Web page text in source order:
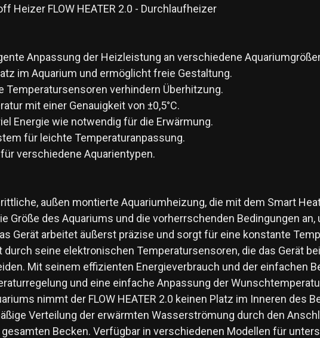
Heizer FLOW HEATER 2.0 - Durchlaufheizer
Anpassung der Heizleistung an verschiedene
im Aquarium und ermöglicht freie Gestaltung.
Temperatursensoren verhindern Überhitzung.
mit einer Genauigkeit von ±0,5°C.
Energie wie notwendig für die Erwärmung.
für leichte Temperaturanpassung.
verschiedene Aquarientypen.
außen montierte Aquariumheizung, die mit dem Smart
Größe des Aquariums und die vorherrschenden Bedingungen
Gerät arbeitet äußerst präzise und sorgt für eine konstante
durch seine elektronischen Temperatursensoren, die das Gerät
Mit seinem effizienten Energieverbrauch und der einfachen
und eine einfache Anpassung der
nimmt der FLOW HEATER 2.0 keinen Platz im Inneren des
Verteilung der erwärmten Wasserströmung durch den
Becken. Verfügbar in verschiedenen Modellen für